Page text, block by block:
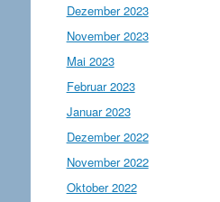
Dezember 2023
November 2023
Mai 2023
Februar 2023
Januar 2023
Dezember 2022
November 2022
Oktober 2022